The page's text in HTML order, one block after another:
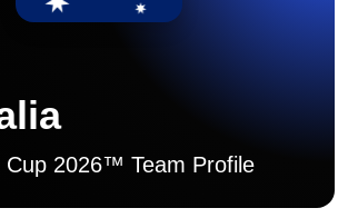
Cup 2026™ Team Profile